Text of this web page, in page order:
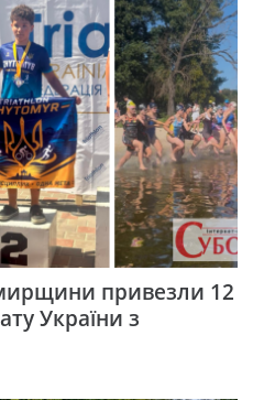
привезли 12
України з